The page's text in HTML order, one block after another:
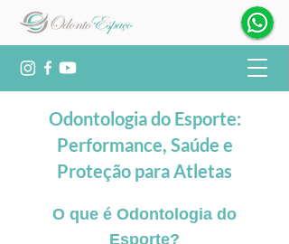
Odontologia do Esporte:
Performance, Saúde e
Proteção para Atletas
O que é Odontologia do
Esporte?